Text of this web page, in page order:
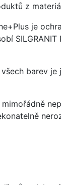
z
je
barev je
mimořádně